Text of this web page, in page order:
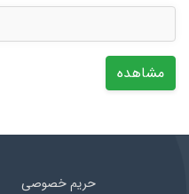
مشاهده
حریم خصوصی